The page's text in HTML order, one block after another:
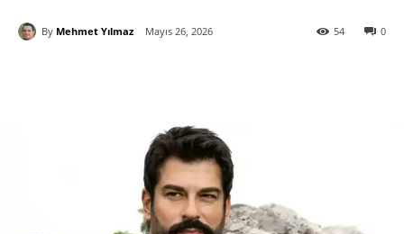
By Mehmet Yılmaz Mayıs 26, 2026 0
54